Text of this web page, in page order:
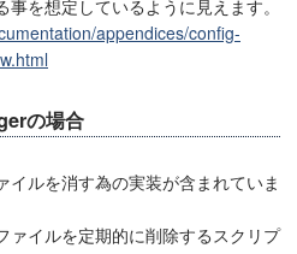
を想定しているように見えます。
appendices/config-
の場合
ルを消す為の実装が含まれていま
ァイルを定期的に削除するスクリプ